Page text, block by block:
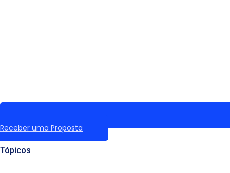
Receber uma Proposta
Tópicos